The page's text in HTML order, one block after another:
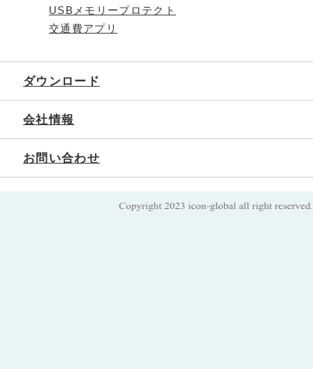
USBメモリープロテクト
交通費アプリ
ダウンロード
会社情報
お問い合わせ